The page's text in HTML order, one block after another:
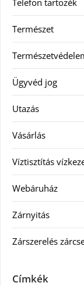
Telefon tartozék
Természet
Ügyvéd jog
Utazás
Vásárlás
Víztisztítás
Webáruház
Zárnyitás
Zárszerelés
Címkék